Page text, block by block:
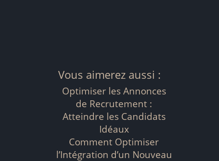
Vous aimerez aussi :
Optimiser les Annonces
de Recrutement :
Atteindre les Candidats
Idéaux
Comment Optimiser
l’Intégration d’un Nouveau